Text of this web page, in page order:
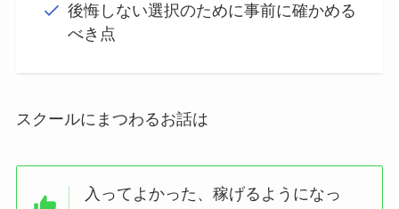
後悔しない選択のために事前に確かめる
べき点
スクールにまつわるお話は
入ってよかった、稼げるようになっ